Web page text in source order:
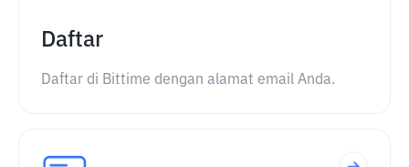
Daftar
Daftar di Bittime dengan alamat email Anda.